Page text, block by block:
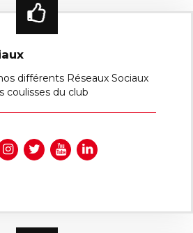
différents Réseaux Sociaux
coulisses du club